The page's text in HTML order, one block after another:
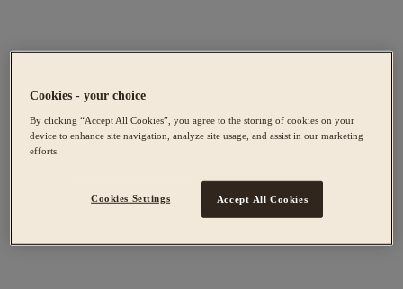
Cookies - your choice
By clicking “Accept All Cookies”, you agree to the storing of cookies on your
device to enhance site navigation, analyze site usage, and assist in our marketing
efforts.
Cookies Settings Accept All Cookies